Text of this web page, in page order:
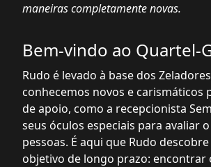
maneiras completamente novas.
Bem-vindo ao Quartel-
Rudo é levado à base dos
conhecemos novos e carismáticos
de apoio, como a recepcionista
seus óculos especiais para avaliar
pessoas. É aqui que Rudo
objetivo de longo prazo: encontrar